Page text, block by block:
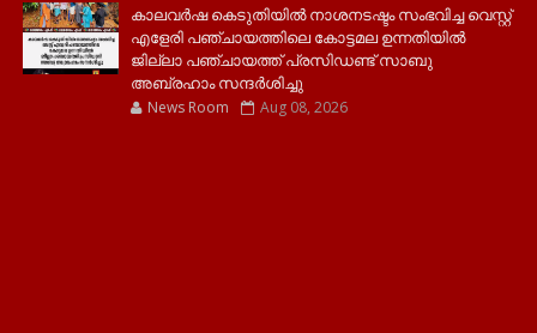
കാലവർഷ കെടുതിയിൽ നാശനടഷ്ടം സംഭവിച്ച വെസ്റ്റ്
എളേരി പഞ്ചായത്തിലെ കോട്ടമല ഉന്നതിയിൽ
ജില്ലാ പഞ്ചായത്ത് പ്രസിഡണ്ട് സാബു
അബ്രഹാം സന്ദര്‍ശിച്ചു
News Room Aug 08, 2026